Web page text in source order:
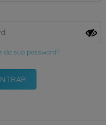
da sua password?